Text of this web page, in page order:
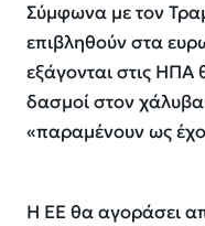
Σύμφωνα με τον
επιβληθούν στα
εξάγονται στις
δασμοί στον χάλυβα
«παραμένουν ως
Η ΕΕ θα αγοράσει